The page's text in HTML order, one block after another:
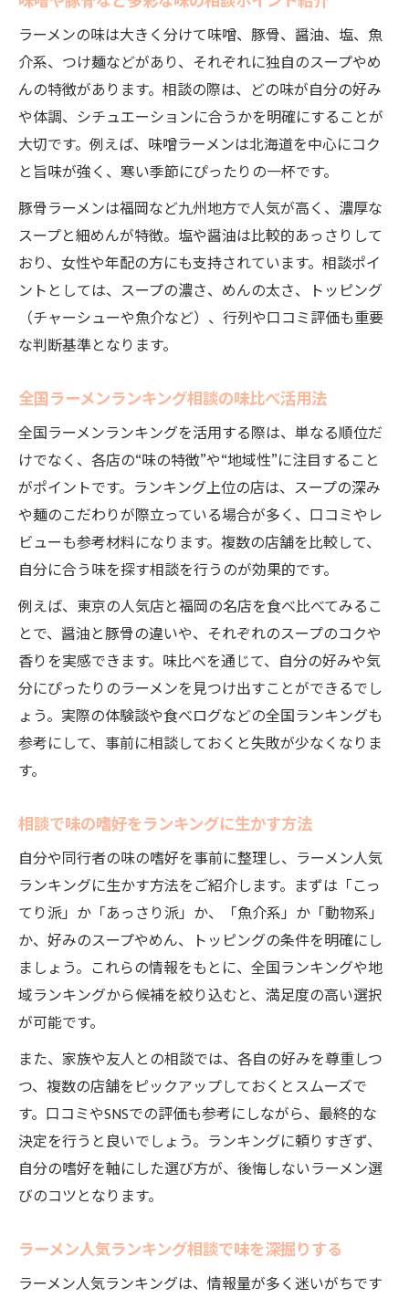
ラーメンの味は大きく分けて味噌、豚骨、醤油、塩、魚
介系、つけ麺などがあり、それぞれに独自のスープやめ
んの特徴があります。相談の際は、どの味が自分の好み
や体調、シチュエーションに合うかを明確にすることが
大切です。例えば、味噌ラーメンは北海道を中心にコク
と旨味が強く、寒い季節にぴったりの一杯です。
豚骨ラーメンは福岡など九州地方で人気が高く、濃厚な
スープと細めんが特徴。塩や醤油は比較的あっさりして
おり、女性や年配の方にも支持されています。相談ポイ
ントとしては、スープの濃さ、めんの太さ、トッピング
（チャーシューや魚介など）、行列や口コミ評価も重要
な判断基準となります。
全国ラーメンランキング相談の味比べ活用法
全国ラーメンランキングを活用する際は、単なる順位だ
けでなく、各店の“味の特徴”や“地域性”に注目すること
がポイントです。ランキング上位の店は、スープの深み
や麺のこだわりが際立っている場合が多く、口コミやレ
ビューも参考材料になります。複数の店舗を比較して、
自分に合う味を探す相談を行うのが効果的です。
例えば、東京の人気店と福岡の名店を食べ比べてみるこ
とで、醤油と豚骨の違いや、それぞれのスープのコクや
香りを実感できます。味比べを通じて、自分の好みや気
分にぴったりのラーメンを見つけ出すことができるでし
ょう。実際の体験談や食べログなどの全国ランキングも
参考にして、事前に相談しておくと失敗が少なくなりま
す。
相談で味の嗜好をランキングに生かす方法
自分や同行者の味の嗜好を事前に整理し、ラーメン人気
ランキングに生かす方法をご紹介します。まずは「こっ
てり派」か「あっさり派」か、「魚介系」か「動物系」
か、好みのスープやめん、トッピングの条件を明確にし
ましょう。これらの情報をもとに、全国ランキングや地
域ランキングから候補を絞り込むと、満足度の高い選択
が可能です。
また、家族や友人との相談では、各自の好みを尊重しつ
つ、複数の店舗をピックアップしておくとスムーズで
す。口コミやSNSでの評価も参考にしながら、最終的な
決定を行うと良いでしょう。ランキングに頼りすぎず、
自分の嗜好を軸にした選び方が、後悔しないラーメン選
びのコツとなります。
ラーメン人気ランキング相談で味を深掘りする
ラーメン人気ランキングは、情報量が多く迷いがちです